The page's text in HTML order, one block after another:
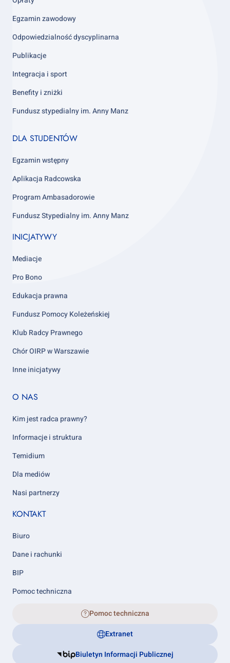
Egzamin zawodowy
Odpowiedzialność dyscyplinarna
Publikacje
Integracja i sport
Benefity i zniżki
Fundusz stypedialny im. Anny Manz
Footer
4
DLA STUDENTÓW
Egzamin wstępny
Aplikacja Radcowska
Program Ambasadorowie
Fundusz Stypedialny im. Anny Manz
INICJATYWY
Mediacje
Pro Bono
Edukacja prawna
Fundusz Pomocy Koleżeńskiej
Klub Radcy Prawnego
Chór OIRP w Warszawie
Inne inicjatywy
Footer
5
O NAS
Kim jest radca prawny?
Informacje i struktura
Temidium
Dla mediów
Nasi partnerzy
KONTAKT
Biuro
Dane i rachunki
BIP
Pomoc techniczna
Pomoc techniczna
Extranet
Biuletyn Informacji Publicznej